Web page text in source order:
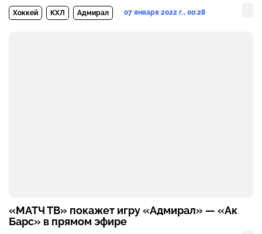
Хоккей КХЛ Адмирал 07 января 2022 г., 00:28
«МАТЧ ТВ» покажет игру «Адмирал» — «Ак
Барс» в прямом эфире